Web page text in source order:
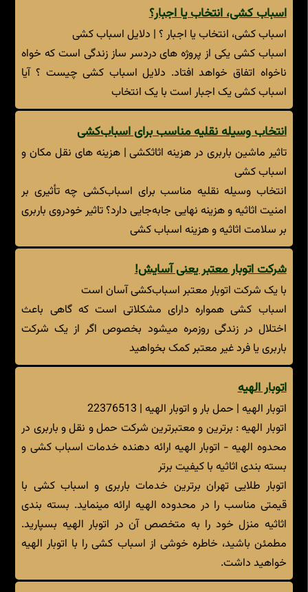
اسباب کشی، انتخاب یا اجبار؟
اسباب کشی، انتخاب یا اجبار ؟ | دلایل اسباب کشی
اسباب کشی یکی از پروژه های دردسر ساز زندگی است که خواه
ناخواه اتفاق خواهد افتاد. دلایل اسباب کشی چیست ؟ آیا
اسباب کشی یک اجبار است با یک انتخاب
انتخاب وسیله نقلیه مناسب برای اسباب‌کشی
تاثیر ماشین باربری در هزینه اثاثکشی | هزینه های نقل مکان و
اسباب کشی
انتخاب وسیله نقلیه مناسب برای اسباب‌کشی چه تأثیری بر
امنیت اثاثیه و هزینه نهایی جابه‌جایی دارد؟ تاثیر خودروی باربری
بر سلامت اثاثیه و هزینه اسباب کشی
شرکت اتوبار معتبر یعنی آسایش!
با یک شرکت اتوبار معتبر اسباب‌کشی آسان است
اسباب کشی همواره دارای مشکلاتی است که گاهی باعث
اختلال در زندگی روزمره میشود بخصوص اگر از یک شرکت
باربری یا فرد غیر معتبر کمک بخواهید
اتوبار الهیه
اتوبار الهیه | حمل بار و اتوبار الهیه | 22376513
اتوبار الهیه : برترین و معتبرترین شرکت حمل و نقل و باربری در
محدوه الهیه - اتوبار الهیه ارائه دهنده خدمات اسباب کشی و
بسته بندی اثاثیه با کیفیت برتر
اتوبار طلایی تهران برترین خدمات باربری و اسباب کشی با
قیمتی مناسب را در محدوده الهیه ارائه مینماید. بسته بندی
اثاثیه منزل خود را به متخصص آن در اتوبار الهیه بسپارید.
مطمئن باشید، خاطره خوشی از اسباب کشی را با اتوبار الهیه
خواهید داشت.